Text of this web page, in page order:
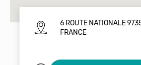
6 ROUTE NATIONALE
FRANCE